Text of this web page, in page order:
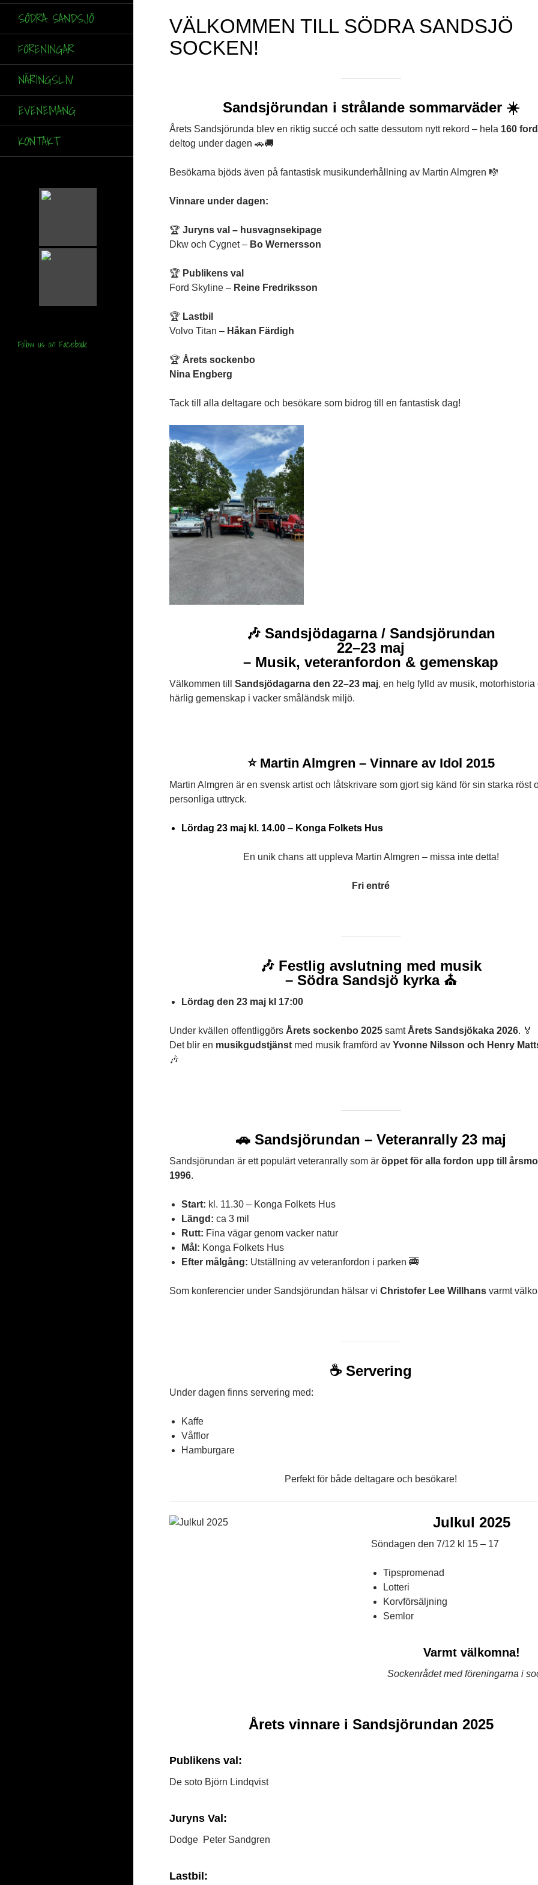
VÄLKOMMEN TILL SÖDRA SANDSJÖ
SOCKEN!
Sandsjörundan i strålande sommarväder ☀️
Årets Sandsjörunda blev en riktig succé och satte dessutom nytt rekord – hela 160
deltog under dagen 🚗🚚
Besökarna bjöds även på fantastisk musikunderhållning av Martin Almgren 🎼
Vinnare under dagen:
🏆 Juryns val – husvagnsekipage
Dkw och Cygnet – Bo Wernersson
🏆 Publikens val
Ford Skyline – Reine Fredriksson
🏆 Lastbil
Volvo Titan – Håkan Färdigh
🏆 Årets sockenbo
Nina Engberg
Tack till alla deltagare och besökare som bidrog till en fantastisk dag!
🎶 Sandsjödagarna / Sandsjörundan
22–23 maj
– Musik, veteranfordon & gemenskap
Välkommen till Sandsjödagarna den 22–23 maj, en helg fylld av musik, motorhistoria
härlig gemenskap i vacker småländsk miljö.
⭐ Martin Almgren – Vinnare av Idol 2015
Martin Almgren är en svensk artist och låtskrivare som gjort sig känd för sin starka röst
personliga uttryck.
Lördag 23 maj kl. 14.00– Konga Folkets Hus
En unik chans att uppleva Martin Almgren – missa inte detta!
Fri entré
🎶 Festlig avslutning med musik
– Södra Sandsjö kyrka ⛪
Lördag den 23 maj kl 17:00
Under kvällen offentliggörs Årets sockenbo 2025samt Årets Sandsjökaka 2026. 🏅
Det blir en musikgudstjänstmed musik framförd av Yvonne Nilsson och Henry
🎶
🚗 Sandsjörundan – Veteranrally 23 maj
Sandsjörundan är ett populärt veteranrally som är öppet för alla fordon upp till
1996.
Start: kl. 11.30 – Konga Folkets Hus
Längd: ca 3 mil
Rutt: Fina vägar genom vacker natur
Mål: Konga Folkets Hus
Efter målgång: Utställning av veteranfordon i parken 🚎
Som konferencier under Sandsjörundan hälsar vi Christofer Lee Willhansvarmt
☕ Servering
Under dagen finns servering med:
Kaffe
Våfflor
Hamburgare
Perfekt för både deltagare och besökare!
Julkul 2025
Söndagen den 7/12 kl 15 – 17
Tipspromenad
Lotteri
Korvförsäljning
Semlor
Varmt välkomna!
Sockenrådet med föreningarna i
Årets vinnare i Sandsjörundan 2025
Publikens val:
De soto Björn Lindqvist
Juryns Val:
Dodge Peter Sandgren
Lastbil:
SÖDRA SANDSJÖ
FÖRENINGAR
NÄRINGSLIV
EVENEMANG
KONTAKT
Follow us on Facebook